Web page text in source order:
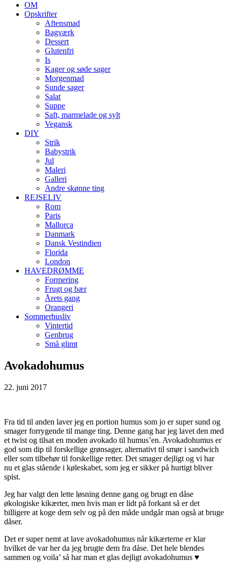
OM
Opskrifter
Aftensmad
Bagværk
Dessert
Glutenfri
Is
Kager og søde sager
Morgenmad
Sunde sager
Salat
Suppe
Saft, marmelade og sylt
Vegansk
DIY
Strik
Babystrik
Jul
Maleri
Galleri
Andre skønne ting
REJSELIV
Rom
Paris
Mallorca
Danmark
Dansk Vestindien
Florida
London
HAVEDRØMME
Formering
Frugt og bær
Årets gang
Orangeri
Sommerhusliv
Vintertid
Genbrug
Små glimt
Avokadohumus
22. juni 2017
Fra tid til anden laver jeg en portion humus som jo er super sund og
smager forrygende til mange ting. Denne gang har jeg lavet den med
et twist og tilsat en moden avokado til humus’en. Avokadohumus er
god som dip til forskellige grønsager, alternativt til smør i sandwich
eller som tilbehør til forskellige retter. Det smager dejligt og vi har
nu et glas stående i køleskabet, som jeg er sikker på hurtigt bliver
spist.
Jeg har valgt den lette løsning denne gang og brugt en dåse
økologiske kikærter, men hvis man er lidt på forkant så er det
billigere at koge dem selv og på den måde undgår man også at bruge
dåser.
Det er super nemt at lave avokadohumus når kikærterne er klar
hvilket de var her da jeg brugte dem fra dåse. Det hele blendes
sammen og voila’ så har man et glas dejligt avokadohumus ♥